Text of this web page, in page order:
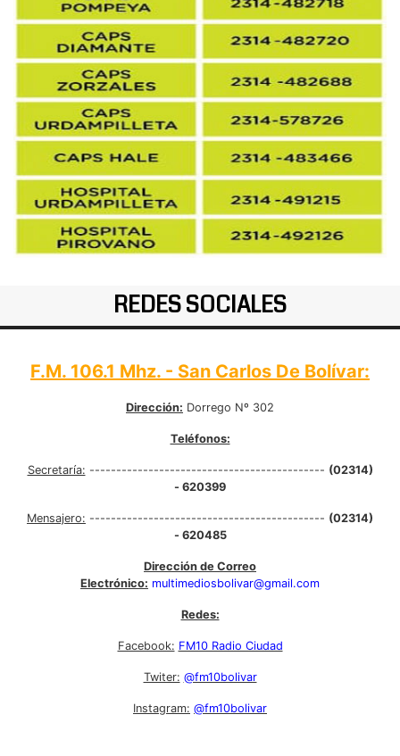
REDES SOCIALES
F.M. 106.1 Mhz. - San Carlos De Bolívar:
Dirección: Dorrego Nº 302
Teléfonos:
Secretaría: -------------------------------------------- (02314)
- 620399
Mensajero: -------------------------------------------- (02314)
- 620485
Dirección de Correo
Electrónico: multimediosbolivar@gmail.com
Redes:
Facebook: FM10 Radio Ciudad
Twiter: @fm10bolivar
Instagram: @fm10bolivar